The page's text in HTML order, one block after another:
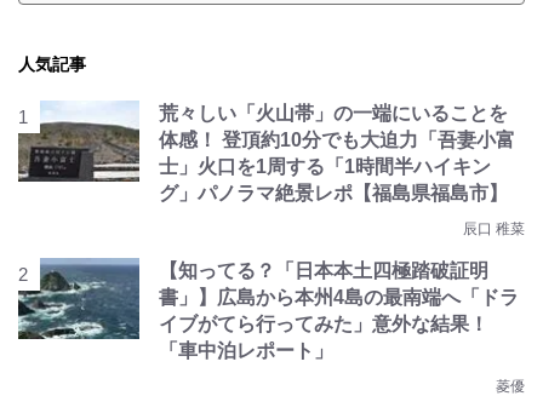
人気記事
荒々しい「火山帯」の一端にいることを
体感！ 登頂約10分でも大迫力「吾妻小富
士」火口を1周する「1時間半ハイキン
グ」パノラマ絶景レポ【福島県福島市】
辰口 稚菜
【知ってる？「日本本土四極踏破証明
書」】広島から本州4島の最南端へ「ドラ
イブがてら行ってみた」意外な結果！
「車中泊レポート」
菱優